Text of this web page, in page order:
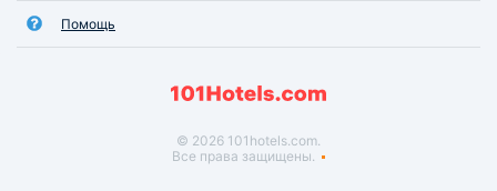
Помощь
© 2026 101hotels.com.
Все права защищены.